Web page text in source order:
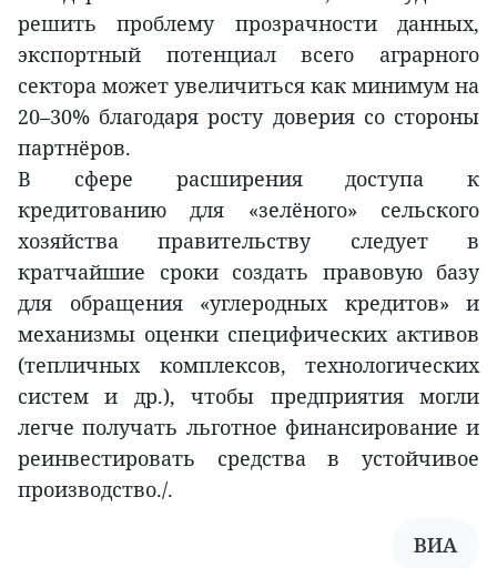
решить проблему прозрачности данных,
экспортный потенциал всего аграрного
сектора может увеличиться как минимум на
20–30% благодаря росту доверия со стороны
партнёров.
В сфере расширения доступа к
кредитованию для «зелёного» сельского
хозяйства правительству следует в
кратчайшие сроки создать правовую базу
для обращения «углеродных кредитов» и
механизмы оценки специфических активов
(тепличных комплексов, технологических
систем и др.), чтобы предприятия могли
легче получать льготное финансирование и
реинвестировать средства в устойчивое
производство./.
ВИА